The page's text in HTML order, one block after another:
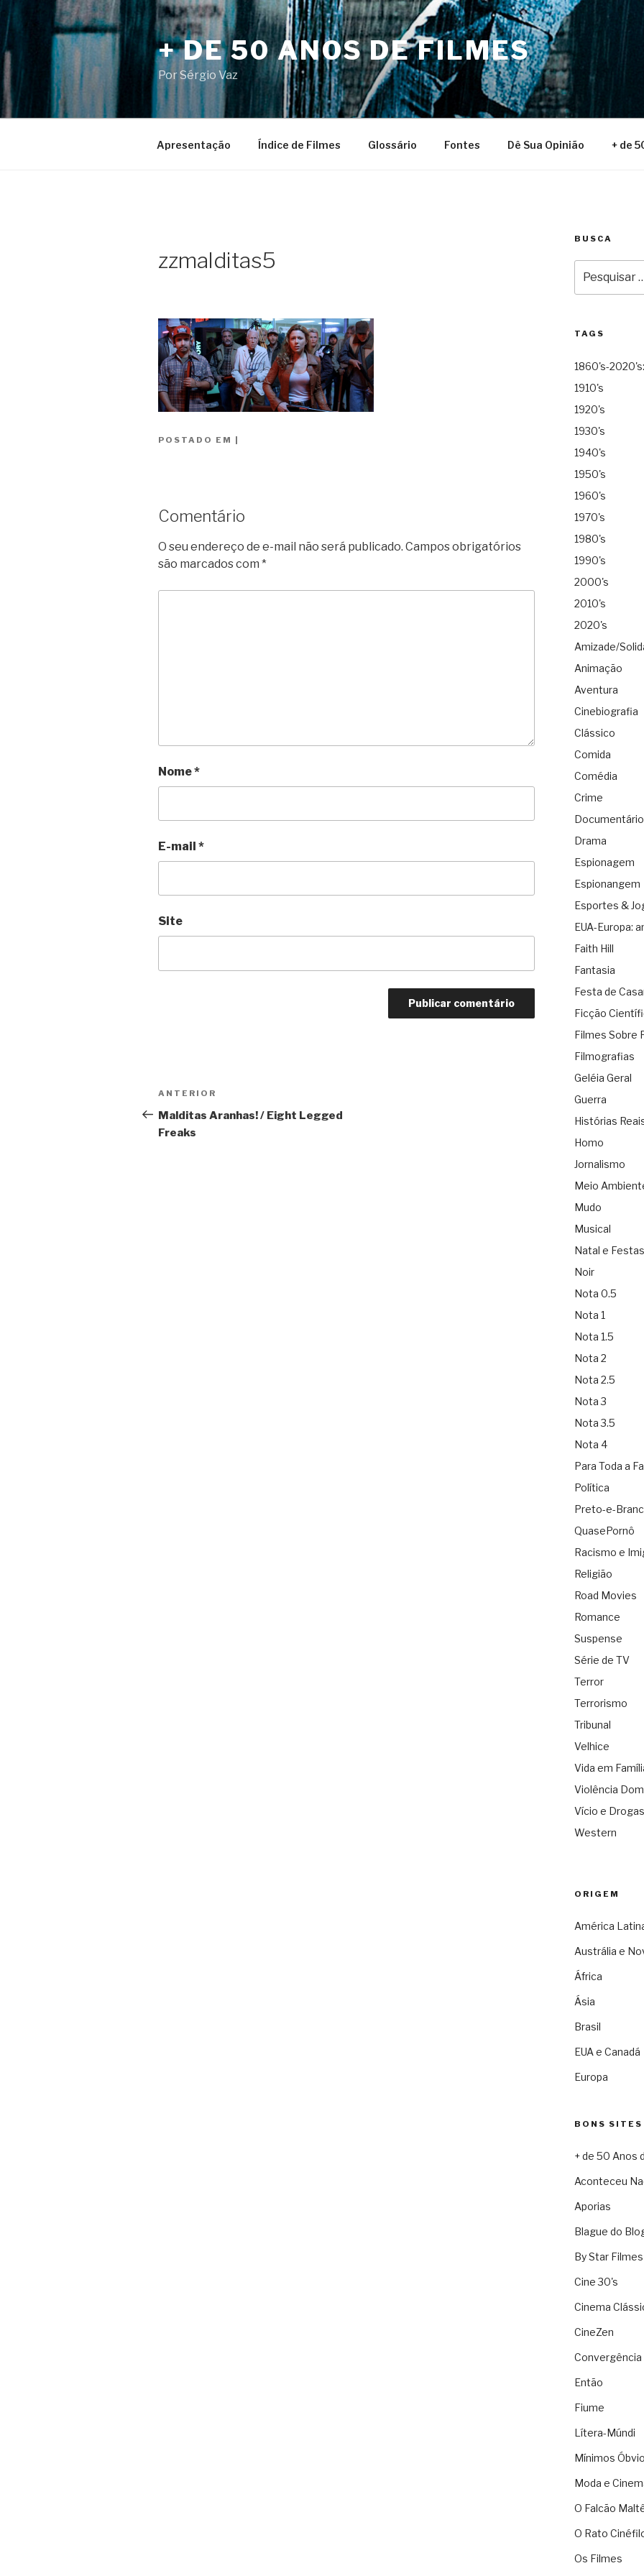
para
o
conteúdo
+ DE 50 ANOS DE FILMES
Por Sérgio Vaz
Apresentação Índice de Filmes Glossário Fontes Dê Sua Opinião + de
zzmalditas5
POSTADO EM
Comentário
O seu endereço de e-mail não será publicado. Campos obrigatórios
são marcados com *
Nome*
E-mail *
Site
Navegação
de
Post
Anterior
ANTERIOR
Malditas Aranhas! / Eight Legged
Freaks
BUSCA
por:
TAGS
1860's-
1910's
1920's
1930's
1940's
1950's
1960's
1970's
1980's
1990's
2000's
2010's
2020's
Amizade/
Animação
Aventura
Cinebiografia
Clássico
Comida
Comédia
Crime
Documentário
Drama
Espionagem
Espionangem
Esportes &
EUA-Europa:
Faith Hill
Fantasia
Festa de
Ficção
Filmes Sobre
Filmografias
Geléia Geral
Guerra
Histórias
Homo
Jornalismo
Meio
Mudo
Musical
Natal e Festas
Noir
Nota 0.5
Nota 1
Nota 1.5
Nota 2
Nota 2.5
Nota 3
Nota 3.5
Nota 4
Para Toda a
Política
Preto-e-
QuasePornô
Racismo e
Religião
Road Movies
Romance
Suspense
Série de TV
Terror
Terrorismo
Tribunal
Velhice
Vida em
Violência
Vício e Drogas
Western
ORIGEM
América
Austrália e
África
Ásia
Brasil
EUA e Canadá
Europa
BONS SITES
+ de 50 Anos
Aconteceu
Aporias
Blague do
By Star Filmes
Cine 30's
Cinema
CineZen
Convergência
Então
Fiume
Lítera-Múndi
Mínimos
Moda e
O Falcão
O Rato
Os Filmes